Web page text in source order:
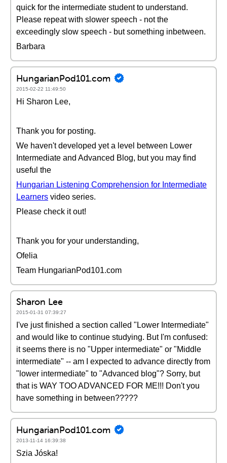
quick for the intermediate student to understand.
Please repeat with slower speech - not the
exceedingly slow speech - but something inbetween.
Barbara
HungarianPod101.com
2015-02-22 11:49:50
Hi Sharon Lee,
Thank you for posting.
We haven't developed yet a level between Lower
Intermediate and Advanced Blog, but you may find
useful the
Hungarian Listening Comprehension for Intermediate
Learners video series.
Please check it out!
Thank you for your understanding,
Ofelia
Team HungarianPod101.com
Sharon Lee
2015-01-31 07:39:27
I've just finished a section called "Lower Intermediate"
and would like to continue studying. But I'm confused:
it seems there is no "Upper intermediate" or "Middle
intermediate" -- am I expected to advance directly from
"lower intermediate" to "Advanced blog"? Sorry, but
that is WAY TOO ADVANCED FOR ME!!! Don't you
have something in between?????
HungarianPod101.com
2013-11-14 16:39:38
Szia Jóska!